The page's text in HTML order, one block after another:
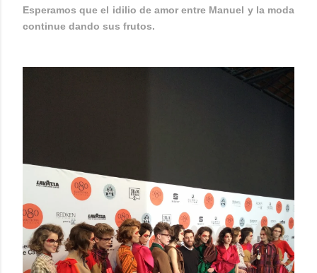
Esperamos que el idilio de amor entre Manuel y la moda
continue dando sus frutos.